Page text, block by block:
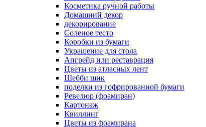
Косметика ручной работы
Домашний декор
декорирование
Соленое тесто
Коробки из бумаги
Украшение для стола
Апгрейд или реставрация
Цветы из атласных лент
Шебби шик
поделки из гофрированной бумаги
Ревелюр (фоамиран)
Картонаж
Квиллинг
Цветы из фоамирана